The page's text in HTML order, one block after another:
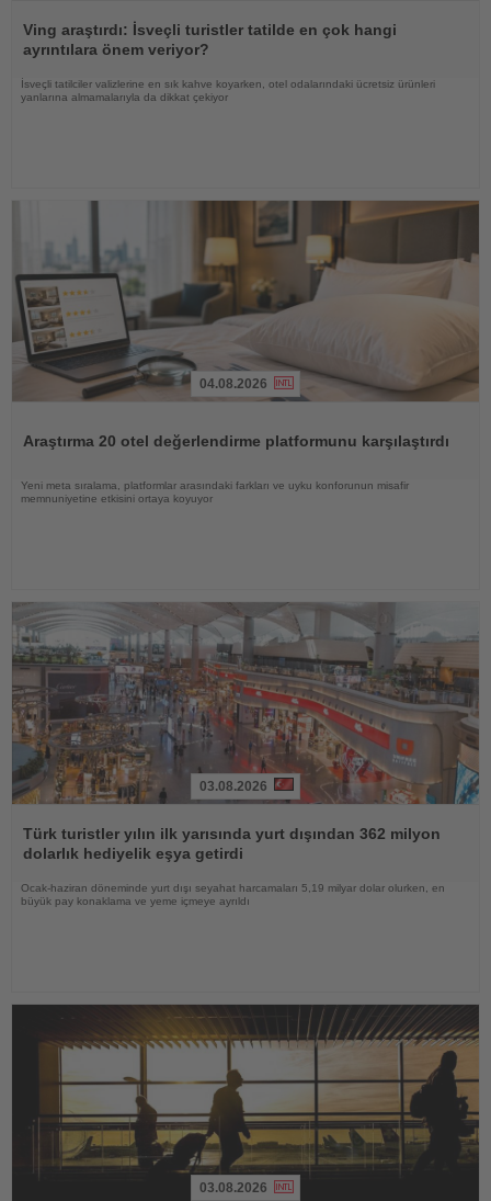
Oku
Ving araştırdı: İsveçli turistler tatilde en çok hangi
ayrıntılara önem veriyor?
İsveçli tatilciler valizlerine en sık kahve koyarken, otel odalarındaki ücretsiz ürünleri
yanlarına almamalarıyla da dikkat çekiyor
04.08.2026
Araştırma 20 otel değerlendirme platformunu karşılaştırdı
Yeni meta sıralama, platformlar arasındaki farkları ve uyku konforunun misafir
memnuniyetine etkisini ortaya koyuyor
Oku
03.08.2026
Türk turistler yılın ilk yarısında yurt dışından 362 milyon
dolarlık hediyelik eşya getirdi
Ocak-haziran döneminde yurt dışı seyahat harcamaları 5,19 milyar dolar olurken, en
büyük pay konaklama ve yeme içmeye ayrıldı
03.08.2026